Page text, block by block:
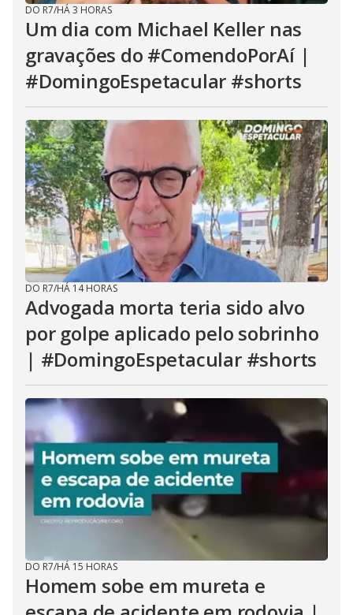
DO R7/HÁ 3 HORAS
Um dia com Michael Keller nas
gravações do #ComendoPorAí |
#DomingoEspetacular #shorts
DO R7/HÁ 14 HORAS
Advogada morta teria sido alvo
por golpe aplicado pelo sobrinho
| #DomingoEspetacular #shorts
DO R7/HÁ 15 HORAS
Homem sobe em mureta e